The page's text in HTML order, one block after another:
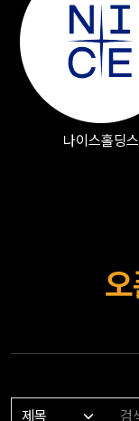
나이스홀딩스